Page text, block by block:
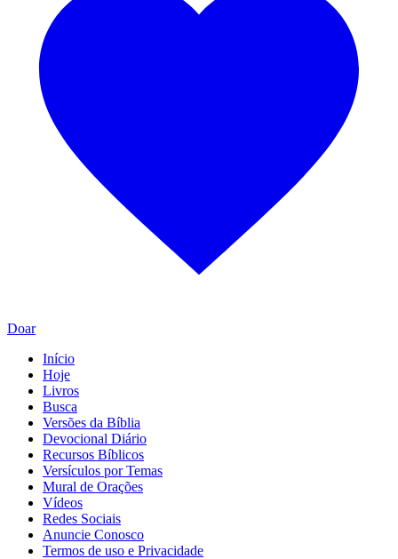
Doar
Início
Hoje
Livros
Busca
Versões da Bíblia
Devocional Diário
Recursos Bíblicos
Versículos por Temas
Mural de Orações
Vídeos
Redes Sociais
Anuncie Conosco
Termos de uso e Privacidade